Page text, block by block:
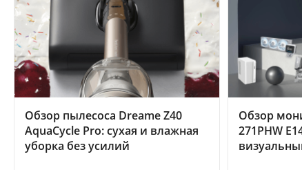
Обзор пылесоса Dreame Z40
AquaCycle Pro: сухая и влажная
уборка без усилий
Обзор
271PHW